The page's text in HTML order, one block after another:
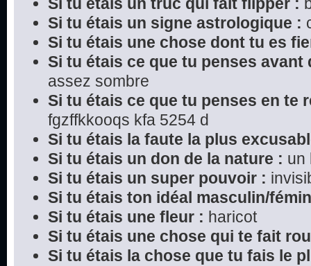
Si tu étais un signe astrologique :
Si tu étais une chose dont tu es
Si tu étais ce que tu penses avant
assez sombre
Si tu étais ce que tu penses en te
fgzffkkooqs kfa 5254 d
Si tu étais la faute la plus
Si tu étais un don de la nature : un
Si tu étais un super pouvoir :
Si tu étais ton idéal masculin/
Si tu étais une fleur : haricot
Si tu étais une chose qui te fait
Si tu étais la chose que tu fais le